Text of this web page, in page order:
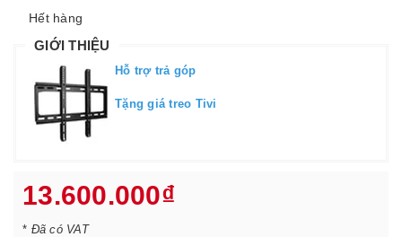
Hết hàng
GIỚI THIỆU
Hỗ trợ trả góp
Tặng giá treo Tivi
13.600.000₫
* Đã có VAT